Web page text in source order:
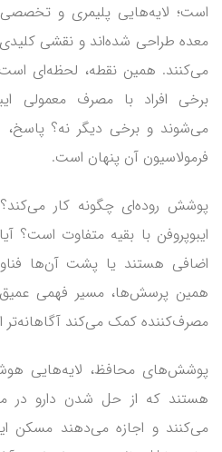
است؛ لایه‌هایی پلیمری و
معده طراحی شده‌اند و نقشی کلیدی
می‌کنند. همین نقطه، لحظه‌ای
برخی افراد با مصرف معمولی
می‌شوند و برخی دیگر نه؟ پاسخ،
فرمولاسیون آن پنهان است.
پوشش روده‌ای چگونه کار می‌کند؟
ایبوپروفن با بقیه متفاوت است؟
اضافی هستند یا پشت آن‌ها
همین پرسش‌ها، مسیر فهمی
مصرف‌کننده کمک می‌کند آگاهانه‌تر
پوشش‌های محافظ، لایه‌هایی
هستند که از حل شدن دارو در
می‌کنند و اجازه می‌دهند مسکن